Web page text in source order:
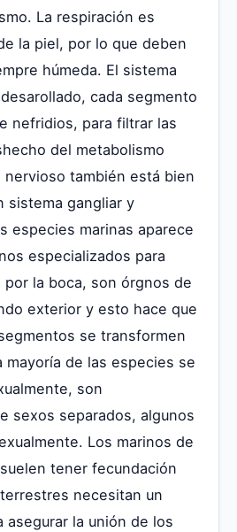
La respiración es
la piel, por lo que deben
húmeda. El sistema
cada segmento
nefridios, para filtrar las
del metabolismo
nervioso también está bien
sistema gangliar y
especies marinas aparece
especializados para
la boca, son órgnos de
exterior y esto hace que
se transformen
mayoría de las especies se
son
sexos separados, algunos
Los marinos de
tener fecundación
necesitan un
asegurar la unión de los